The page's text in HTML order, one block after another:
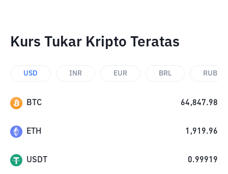
Kurs Tukar Kripto Teratas
USD INR EUR BRL RUB
BTC 64,847.98
ETH 1,919.96
USDT 0.99919